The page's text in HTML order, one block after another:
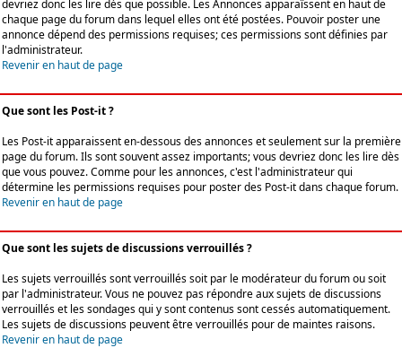
devriez donc les lire dès que possible. Les Annonces apparaîssent en haut de
chaque page du forum dans lequel elles ont été postées. Pouvoir poster une
annonce dépend des permissions requises; ces permissions sont définies par
l'administrateur.
Revenir en haut de page
Que sont les Post-it ?
Les Post-it apparaissent en-dessous des annonces et seulement sur la première
page du forum. Ils sont souvent assez importants; vous devriez donc les lire dès
que vous pouvez. Comme pour les annonces, c'est l'administrateur qui
détermine les permissions requises pour poster des Post-it dans chaque forum.
Revenir en haut de page
Que sont les sujets de discussions verrouillés ?
Les sujets verrouillés sont verrouillés soit par le modérateur du forum ou soit
par l'administrateur. Vous ne pouvez pas répondre aux sujets de discussions
verrouillés et les sondages qui y sont contenus sont cessés automatiquement.
Les sujets de discussions peuvent être verrouillés pour de maintes raisons.
Revenir en haut de page